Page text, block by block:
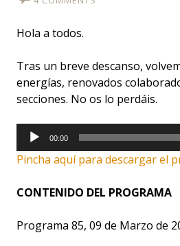
Hola a todos.
Tras un breve descanso,
energías, renovados
secciones. No os lo perdáis.
Reproductor
de
audio
00:00
Pincha aquí para descargar el
CONTENIDO DEL PROGRAMA
Programa 85, 09 de Marzo de